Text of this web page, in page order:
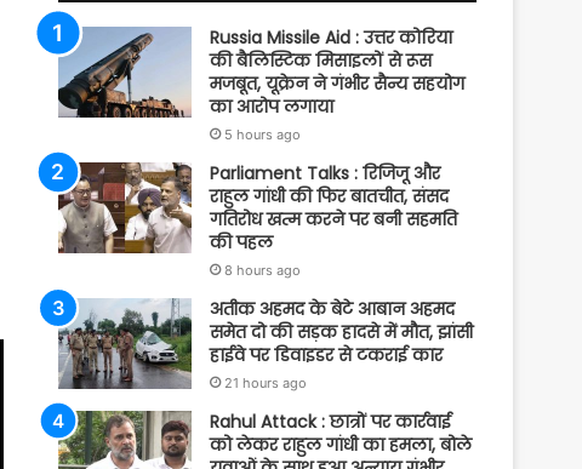
Russia Missile Aid : उत्तर कोरिया
की बैलिस्टिक मिसाइलों से रूस
मजबूत, यूक्रेन ने गंभीर सैन्य सहयोग
का आरोप लगाया
5 hours ago
Parliament Talks : रिजिजू और
राहुल गांधी की फिर बातचीत, संसद
गतिरोध खत्म करने पर बनी सहमति
की पहल
8 hours ago
अतीक अहमद के बेटे आबान अहमद
समेत दो की सड़क हादसे में मौत, झांसी
हाईवे पर डिवाइडर से टकराई कार
21 hours ago
Rahul Attack : छात्रों पर कार्रवाई
को लेकर राहुल गांधी का हमला, बोले